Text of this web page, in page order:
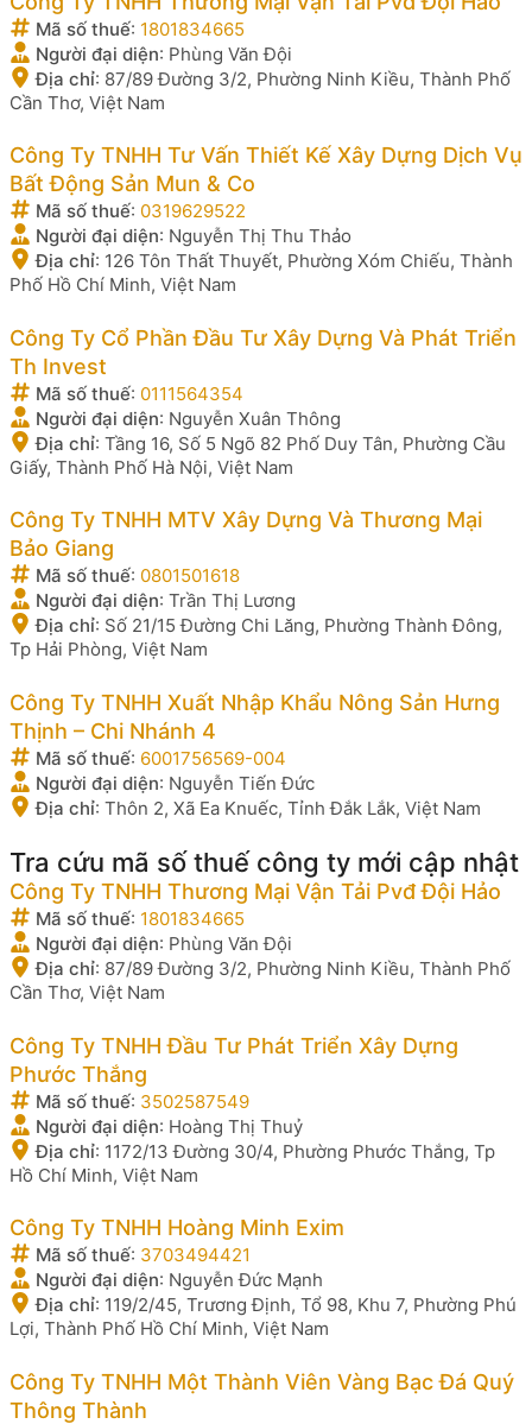
Mã số thuế: 1801834665
Người đại diện: Phùng Văn Đội
Địa chỉ: 87/89 Đường 3/2, Phường Ninh Kiều, Thành Phố
Cần Thơ, Việt Nam
Công Ty TNHH Tư Vấn Thiết Kế Xây Dựng Dịch Vụ
Bất Động Sản Mun & Co
Mã số thuế: 0319629522
Người đại diện: Nguyễn Thị Thu Thảo
Địa chỉ: 126 Tôn Thất Thuyết, Phường Xóm Chiếu, Thành
Phố Hồ Chí Minh, Việt Nam
Công Ty Cổ Phần Đầu Tư Xây Dựng Và Phát Triển
Th Invest
Mã số thuế: 0111564354
Người đại diện: Nguyễn Xuân Thông
Địa chỉ: Tầng 16, Số 5 Ngõ 82 Phố Duy Tân, Phường Cầu
Giấy, Thành Phố Hà Nội, Việt Nam
Công Ty TNHH MTV Xây Dựng Và Thương Mại
Bảo Giang
Mã số thuế: 0801501618
Người đại diện: Trần Thị Lương
Địa chỉ: Số 21/15 Đường Chi Lăng, Phường Thành Đông,
Tp Hải Phòng, Việt Nam
Công Ty TNHH Xuất Nhập Khẩu Nông Sản Hưng
Thịnh – Chi Nhánh 4
Mã số thuế: 6001756569-004
Người đại diện: Nguyễn Tiến Đức
Địa chỉ: Thôn 2, Xã Ea Knuếc, Tỉnh Đắk Lắk, Việt Nam
Tra cứu mã số thuế công ty mới cập nhật
Công Ty TNHH Thương Mại Vận Tải Pvđ Đội Hảo
Mã số thuế: 1801834665
Người đại diện: Phùng Văn Đội
Địa chỉ: 87/89 Đường 3/2, Phường Ninh Kiều, Thành Phố
Cần Thơ, Việt Nam
Công Ty TNHH Đầu Tư Phát Triển Xây Dựng
Phước Thắng
Mã số thuế: 3502587549
Người đại diện: Hoàng Thị Thuỷ
Địa chỉ: 1172/13 Đường 30/4, Phường Phước Thắng, Tp
Hồ Chí Minh, Việt Nam
Công Ty TNHH Hoàng Minh Exim
Mã số thuế: 3703494421
Người đại diện: Nguyễn Đức Mạnh
Địa chỉ: 119/2/45, Trương Định, Tổ 98, Khu 7, Phường Phú
Lợi, Thành Phố Hồ Chí Minh, Việt Nam
Công Ty TNHH Một Thành Viên Vàng Bạc Đá Quý
Thông Thành